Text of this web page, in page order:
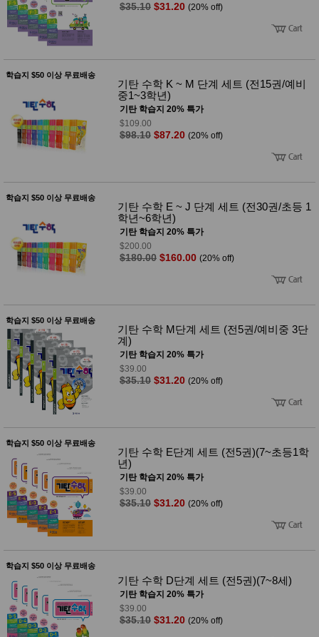
아기띠/
외출용
품
건강/미
용/식기
용품
달교육
용품
패 어른내
의
유/아동
갑/케이
스
세탁세
제
일상 돋
보기
생활/욕
실/청소
용품
WALL
DECO
Pet
Supplies
공연/행
$35.10 $31.20 (20% off)
학습지 $50 이상 무료배송
기탄 수학 K ~ M 단계 세트 (전15권/예비
중1~3학년)
기탄 학습지 20% 특가
$109.00
$98.10 $87.20 (20% off)
학습지 $50 이상 무료배송
기탄 수학 E ~ J 단계 세트 (전30권/초등 1
학년~6학년)
기탄 학습지 20% 특가
$200.00
$180.00 $160.00 (20% off)
학습지 $50 이상 무료배송
기탄 수학 M단계 세트 (전5권/예비중 3단
계)
기탄 학습지 20% 특가
$39.00
$35.10 $31.20 (20% off)
학습지 $50 이상 무료배송
기탄 수학 E단계 세트 (전5권)(7~초등1학
년)
기탄 학습지 20% 특가
$39.00
$35.10 $31.20 (20% off)
학습지 $50 이상 무료배송
기탄 수학 D단계 세트 (전5권)(7~8세)
기탄 학습지 20% 특가
$39.00
$35.10 $31.20 (20% off)